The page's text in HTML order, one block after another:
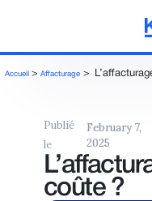
Accueil > Affacturage >
Publié
le
February 7,
2025
coûte ?